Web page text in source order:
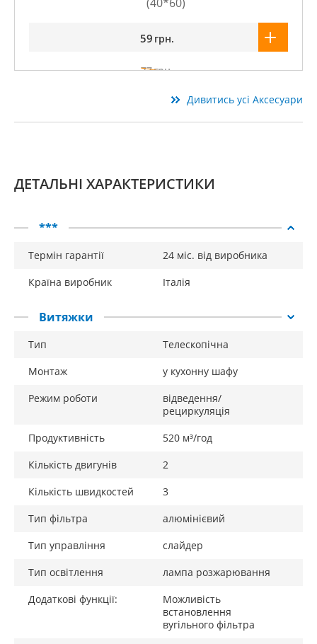
59 грн.
77грн.
Дивитись усі Аксесуари
ДЕТАЛЬНІ ХАРАКТЕРИСТИКИ
***
Термін гарантії
24 міс. від виробника
Країна виробник
Італія
Витяжки
Тип
Телескопічна
Монтаж
у кухонну шафу
Режим роботи
відведення/
рециркуляція
Продуктивність
520 м³/год
Кількість двигунів
2
Кількість швидкостей
3
Тип фільтра
алюмінієвий
Тип управління
слайдер
Тип освітлення
лампа розжарювання
Додаткові функції:
Можливість
встановлення
вугільного фільтра